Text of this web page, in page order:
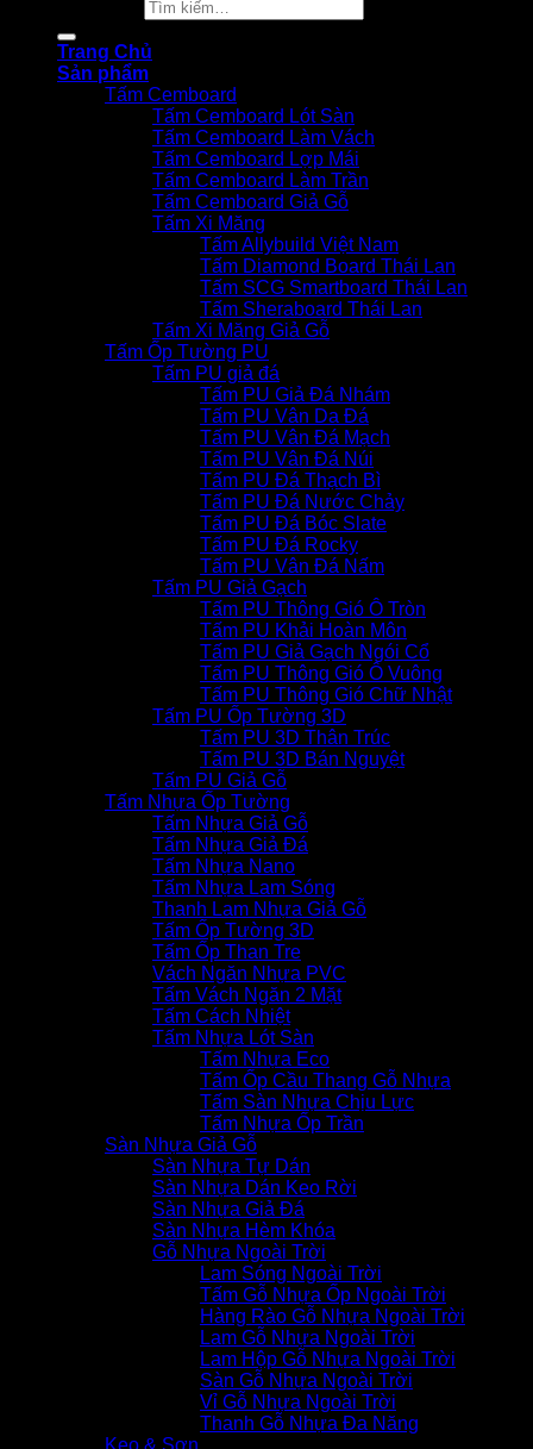
Trang Chủ
Sản phẩm
Tấm Cemboard
Tấm Cemboard Lót Sàn
Tấm Cemboard Làm Vách
Tấm Cemboard Lợp Mái
Tấm Cemboard Làm Trần
Tấm Cemboard Giả Gỗ
Tấm Xi Măng
Tấm Allybuild Việt Nam
Tấm Diamond Board Thái Lan
Tấm SCG Smartboard Thái Lan
Tấm Sheraboard Thái Lan
Tấm Xi Măng Giả Gỗ
Tấm Ốp Tường PU
Tấm PU giả đá
Tấm PU Giả Đá Nhám
Tấm PU Vân Da Đá
Tấm PU Vân Đá Mạch
Tấm PU Vân Đá Núi
Tấm PU Đá Thạch Bì
Tấm PU Đá Nước Chảy
Tấm PU Đá Bóc Slate
Tấm PU Đá Rocky
Tấm PU Vân Đá Nấm
Tấm PU Giả Gạch
Tấm PU Thông Gió Ô Tròn
Tấm PU Khải Hoàn Môn
Tấm PU Giả Gạch Ngói Cổ
Tấm PU Thông Gió Ô Vuông
Tấm PU Thông Gió Chữ Nhật
Tấm PU Ốp Tường 3D
Tấm PU 3D Thân Trúc
Tấm PU 3D Bán Nguyệt
Tấm PU Giả Gỗ
Tấm Nhựa Ốp Tường
Tấm Nhựa Giả Gỗ
Tấm Nhựa Giả Đá
Tấm Nhựa Nano
Tấm Nhựa Lam Sóng
Thanh Lam Nhựa Giả Gỗ
Tấm Ốp Tường 3D
Tấm Ốp Than Tre
Vách Ngăn Nhựa PVC
Tấm Vách Ngăn 2 Mặt
Tấm Cách Nhiệt
Tấm Nhựa Lót Sàn
Tấm Nhựa Eco
Tấm Ốp Cầu Thang Gỗ Nhựa
Tấm Sàn Nhựa Chịu Lực
Tấm Nhựa Ốp Trần
Sàn Nhựa Giả Gỗ
Sàn Nhựa Tự Dán
Sàn Nhựa Dán Keo Rời
Sàn Nhựa Giả Đá
Sàn Nhựa Hèm Khóa
Gỗ Nhựa Ngoài Trời
Lam Sóng Ngoài Trời
Tấm Gỗ Nhựa Ốp Ngoài Trời
Hàng Rào Gỗ Nhựa Ngoài Trời
Lam Gỗ Nhựa Ngoài Trời
Lam Hộp Gỗ Nhựa Ngoài Trời
Sàn Gỗ Nhựa Ngoài Trời
Vỉ Gỗ Nhựa Ngoài Trời
Thanh Gỗ Nhựa Đa Năng
Keo & Sơn